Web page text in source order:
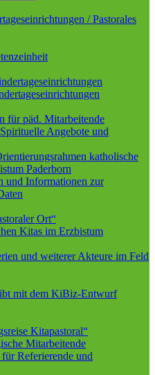
/ Pastorales
für päd. Mitarbeitende
Angebote und
katholische
Paderborn
und Informationen zur
Ort“
Kitas im Erzbistum
und weiterer Akteure im Feld
mit dem KiBiz-Entwurf
Kitapastoral“
Mitarbeitende
Referierende und